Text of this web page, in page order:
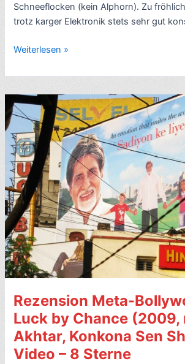
Schneeflocken (kein Alphorn). Zu
trotz karger Elektronik stets sehr gut
Rezension
Bollywood:
Dilwale
Dulhania
Jayenge
–
Wer
zuerst
kommt,
kriegt
die
Braut
(1995,
mit
Rukh
Khan,
Kajol;
mit
Trailer
Weiterlesen »
Rezension Meta-
Luck by Chance (2009,
Akhtar, Konkona Sen
Video – 8 Sterne